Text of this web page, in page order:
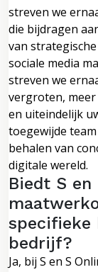
streven we
die bijdragen
van
sociale media
streven we
vergroten,
en uiteindelijk
toegewijde
behalen van
digitale wereld.
Biedt S
specifieke
bedrijf?
Ja, bij S en S